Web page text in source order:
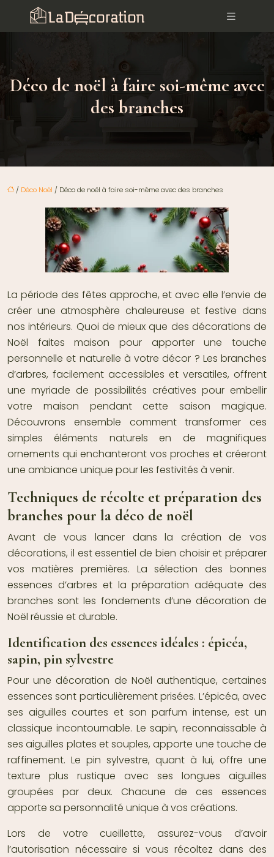
Déco de noël à faire soi-même avec
des branches
/ Déco Noël / Déco de noël à faire soi-même avec des branches
La période des fêtes approche, et avec elle l’envie de
créer une atmosphère chaleureuse et festive dans
nos intérieurs. Quoi de mieux que des décorations de
Noël faites maison pour apporter une touche
personnelle et naturelle à votre décor ? Les branches
d’arbres, facilement accessibles et versatiles, offrent
une myriade de possibilités créatives pour embellir
votre maison pendant cette saison magique.
Découvrons ensemble comment transformer ces
simples éléments naturels en de magnifiques
ornements qui enchanteront vos proches et créeront
une ambiance unique pour les festivités à venir.
Techniques de récolte et préparation des
branches pour la déco de noël
Avant de vous lancer dans la création de vos
décorations, il est essentiel de bien choisir et préparer
vos matières premières. La sélection des bonnes
essences d’arbres et la préparation adéquate des
branches sont les fondements d’une décoration de
Noël réussie et durable.
Identification des essences idéales : épicéa,
sapin, pin sylvestre
Pour une décoration de Noël authentique, certaines
essences sont particulièrement prisées. L’épicéa, avec
ses aiguilles courtes et son parfum intense, est un
classique incontournable. Le sapin, reconnaissable à
ses aiguilles plates et souples, apporte une touche de
raffinement. Le pin sylvestre, quant à lui, offre une
texture plus rustique avec ses longues aiguilles
groupées par deux. Chacune de ces essences
apporte sa personnalité unique à vos créations.
Lors de votre cueillette, assurez-vous d’avoir
l’autorisation nécessaire si vous récoltez dans des